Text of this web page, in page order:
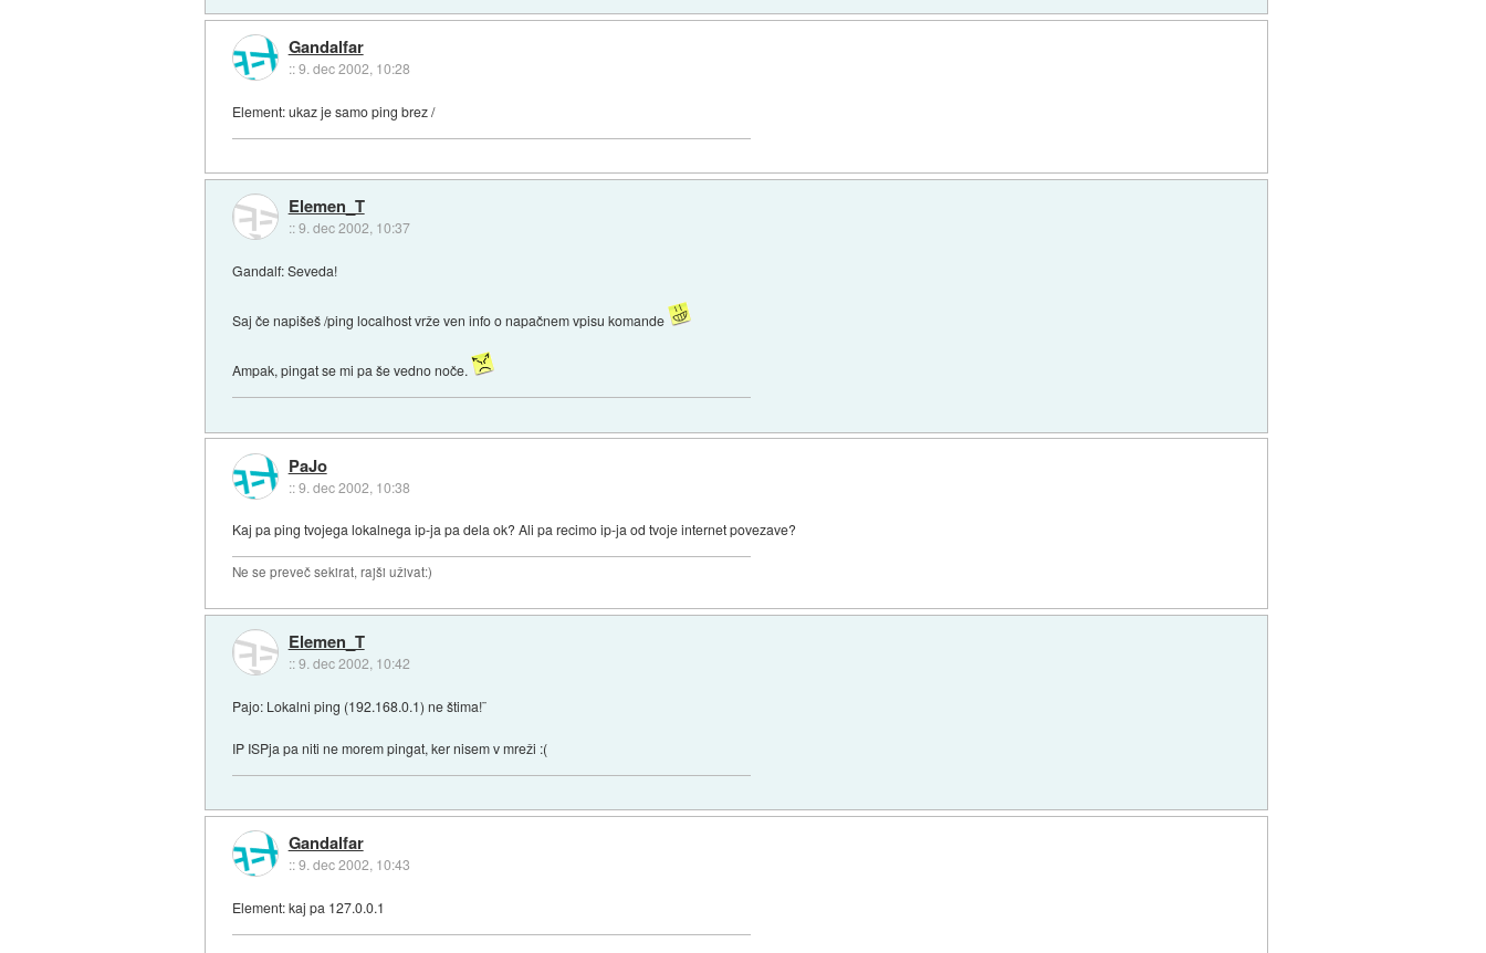
Gandalfar
::9. dec 2002, 10:28
Element: ukaz je samo ping brez /
Elemen_T
::9. dec 2002, 10:37
Gandalf: Seveda!
Saj če napišeš /ping localhost vrže ven info o napačnem vpisu komande
Ampak, pingat se mi pa še vedno noče.
PaJo
::9. dec 2002, 10:38
Kaj pa ping tvojega lokalnega ip-ja pa dela ok? Ali pa recimo ip-ja od tvoje internet povezave?
Ne se preveč sekirat, rajši uživat:)
Elemen_T
::9. dec 2002, 10:42
Pajo: Lokalni ping (192.168.0.1) ne štima!¨
IP ISPja pa niti ne morem pingat, ker nisem v mreži :(
Gandalfar
::9. dec 2002, 10:43
Element: kaj pa 127.0.0.1